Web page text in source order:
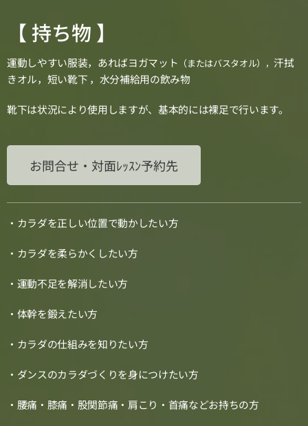
【 持ち物 】
運動しやすい服装，あればヨガマット （またはバスタオル） ， 汗拭
きオル，短い靴下 ，水分補給用の飲み物
靴下は状況により使用しますが、基本的には裸足で行います。
お問合せ・対面ﾚｯｽﾝ予約先
・カラダを正しい位置で動かしたい方
・カラダを柔らかくしたい方
・運動不足を解消したい方
・体幹を鍛えたい方
・カラダの仕組みを知りたい方
・ダンスのカラダづくりを身につけたい方
・腰痛・膝痛・股関節痛・肩こり・首痛などお持ちの方